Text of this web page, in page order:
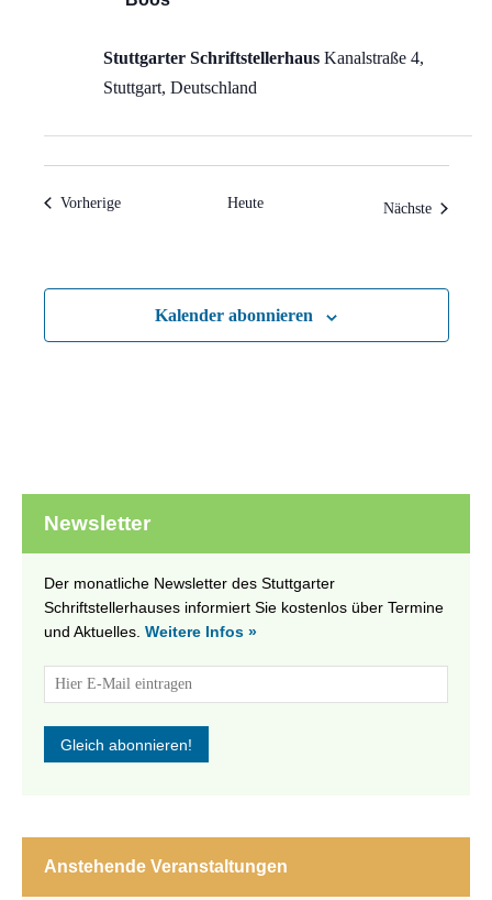
Stuttgarter Schriftstellerhaus Kanalstraße 4,
Stuttgart, Deutschland
VorherigeVeranstaltungen Heute Nächste
Kalender abonnieren
Newsletter
Der monatliche Newsletter des Stuttgarter
Schriftstellerhauses informiert Sie kostenlos über Termine
und Aktuelles. Weitere Infos »
Anstehende Veranstaltungen